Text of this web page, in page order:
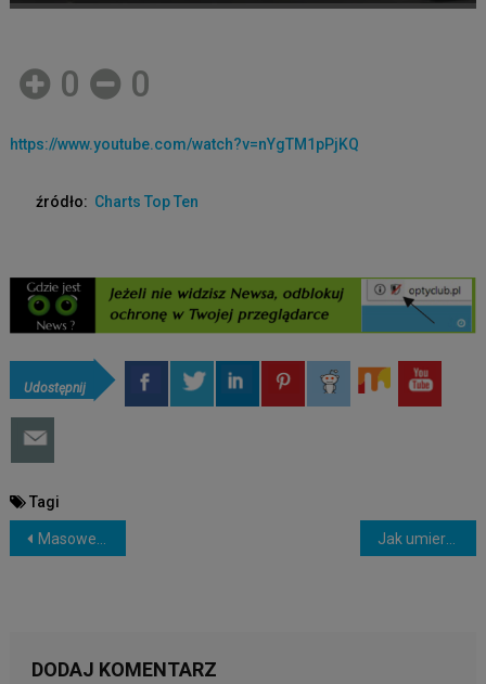
0 0
https://www.youtube.com/watch?v=nYgTM1pPjKQ
źródło: Charts Top Ten
Udostępnij
Tagi
NAWIGACJA
WPISU
Masowe zabijanie ptaków w libanie Jak umiera człowiek?
DODAJ KOMENTARZ